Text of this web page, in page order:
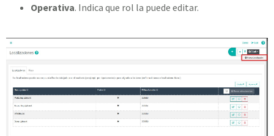
Operativa. Indica que rol la puede editar.